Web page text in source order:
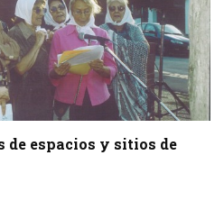
de espacios y sitios de